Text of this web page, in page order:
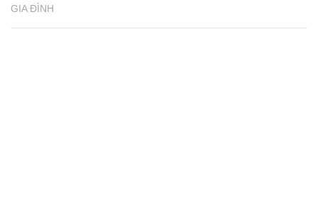
GIA ĐÌNH